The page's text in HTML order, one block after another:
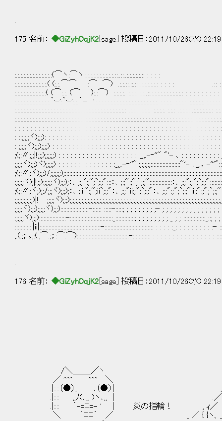
175 名前： ◆GiZyhOqjK2 [sage] 投稿日：2011/10/26(水)
:.:.:.:.:.:.:.:.:.:.:.:.:(⌒ヽ:⌒ヽ.:.:.:.:.:.:.:.:.:.:.::..::..:.:.:.:.:.:: : : :
:.:.:.:.:.:.:.:.:.:.:.( (:.:.⌒⌒ :⌒ ⌒) .:.:.::.::.::.:.:.:.:.:.:.: : : : : .:: :
:.:.:.:.:.:.:.:.:.:.:( (⌒:.:. (⌒ ):.:⌒) :.:.:.:. :.:.:.:.:.:..::.:.:.:.:.:.:.:.:.:.:.: : : : : : : : :
:.:.:.:.:.:.:.:.:.:.:.:.｀ｰ':｀ｰ':.:.｀ｰ '.:.:.:.:.:.:.:.:.:.:.:.:.:.:.:.:.:.:.:.:.:. :.:.:.:. :.:.:.:. :.:.:.:.:.
:.:.:.:.:.:.:.:.:.:.:.:.:.:.:.:.:.:.:.:.:.:.:.:.:.:.:.:.:.:.:.:.:.:.:.:.:.: .:.:.:.:.:.:.:. :.:.:.:. :.:.: .:.:.:.: .:.:.:.:.:.:.:
: : : : : : : : : : : : : : : : : : : : : : : : : : : : : : : : : : : : : : : : : : : : : : : : : : :
: ::;;;;;ヾ);;;): : : : : : : : : : : : : : : : : : : : : : : : : : : : : : : : : : : : : : : : : : :
: ;;;;;ヾ);;;);;;;) : : : : : : : : : : : : : : : : : : : : : : : : : : : : : : : : : : : : : : : : :
;(;:〃;;;|!;;;);;;;;;) : : : : : : : : : : : : : : : : : : : : :_,,.-‐''" "'- ､ : : : : : : : :
;;;;;ヾ);;;)ヾ);;;;;) : : : : : : : : : : : : : : :_,,.-‐''"::;:;:;:;::::::::::::::::::::"'- ､_,.．-
;(;:〃;ヾ);;;)/
:;;;;;ヾ);|!;;):;;;;;ヾ);;;);：、;:;":;";`;:;":::：、;:;":;";`;:;":::::::::::::::：、
;(;:〃;ヾ;);;/;;;ヾ);;;);：、;:ii":;";ii`;:;"：、;:;"ii:;";`;:;"：、
;;;;;;;;;;;;)|! ;;;;;ヾ
;;;;;ヾ);;;);;;;;ヾ);;;):::::::::::::::::::-:::::: :::::-:::::; ; ; ; ; ; ; ; ;- ; ; ; ; ; ; ; ; ; ; ; ; ;
:;;;;;ヾ);;;)::::::::::::::::::-:::::::::::::::::::::::::::::_:::::::::::::; ; ; ; ; ; ; ; ; _ ; ; :::::::::::::::_::;
::::::::::::|ii|:::::::::::::::::::::::::::::::::::::::::-::::::::::::::::::::::::::::::::: : : : : :_: : : : : : : : : :-
,.(.;；:｡;:(.,⌒.;；:⌒.⌒):::::::::::::::::::::::::::::::::::-:::::::::::: : : : : : : : : : : : : : : : :
176 名前： ◆GiZyhOqjK2 [sage] 投稿日：2011/10/26(水)
/＼＿＿_／
／ '''''' '''''' ＼
.|::::（●）, ､（●）| ,.
.|:::: ,,ﾉ(､_, )ヽ､,, | .／ __
.|:::: ｀-=ﾆ=- ' | 炎の指輪！ , ｨ／ ゝヽ
＼ ｀ﾆﾆ´ ／ _ ／ { {ヽ、_ －―